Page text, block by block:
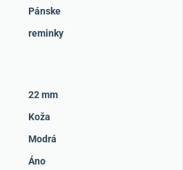
Pánske
reminky
22 mm
Koža
Modrá
Áno